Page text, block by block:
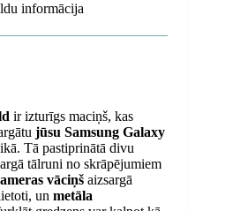
informācija
ir izturīgs maciņš, kas
jūsu Samsung Galaxy
Tā pastiprinātā divu
tālruni no skrāpējumiem
vāciņš aizsargā
un metāla